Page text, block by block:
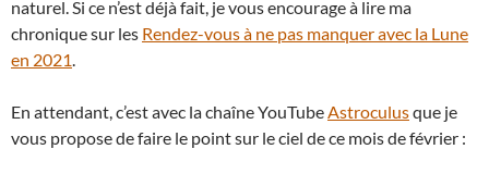
naturel. Si ce n’est déjà fait, je vous encourage à lire ma
chronique sur les Rendez-vous à ne pas manquer avec la Lune
en 2021.
En attendant, c’est avec la chaîne YouTubeAstroculusque je
vous propose de faire le point sur le ciel de ce mois de février :